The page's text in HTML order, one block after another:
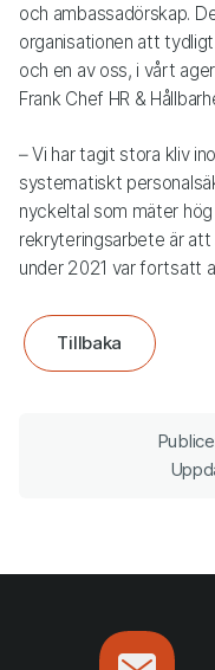
och ambassadörskap.
organisationen att
och en av oss, i vårt
Frank Chef HR &
– Vi har tagit stora kliv
systematiskt
nyckeltal som mäter
rekryteringsarbete är
under 2021 var fortsatt
Tillbaka